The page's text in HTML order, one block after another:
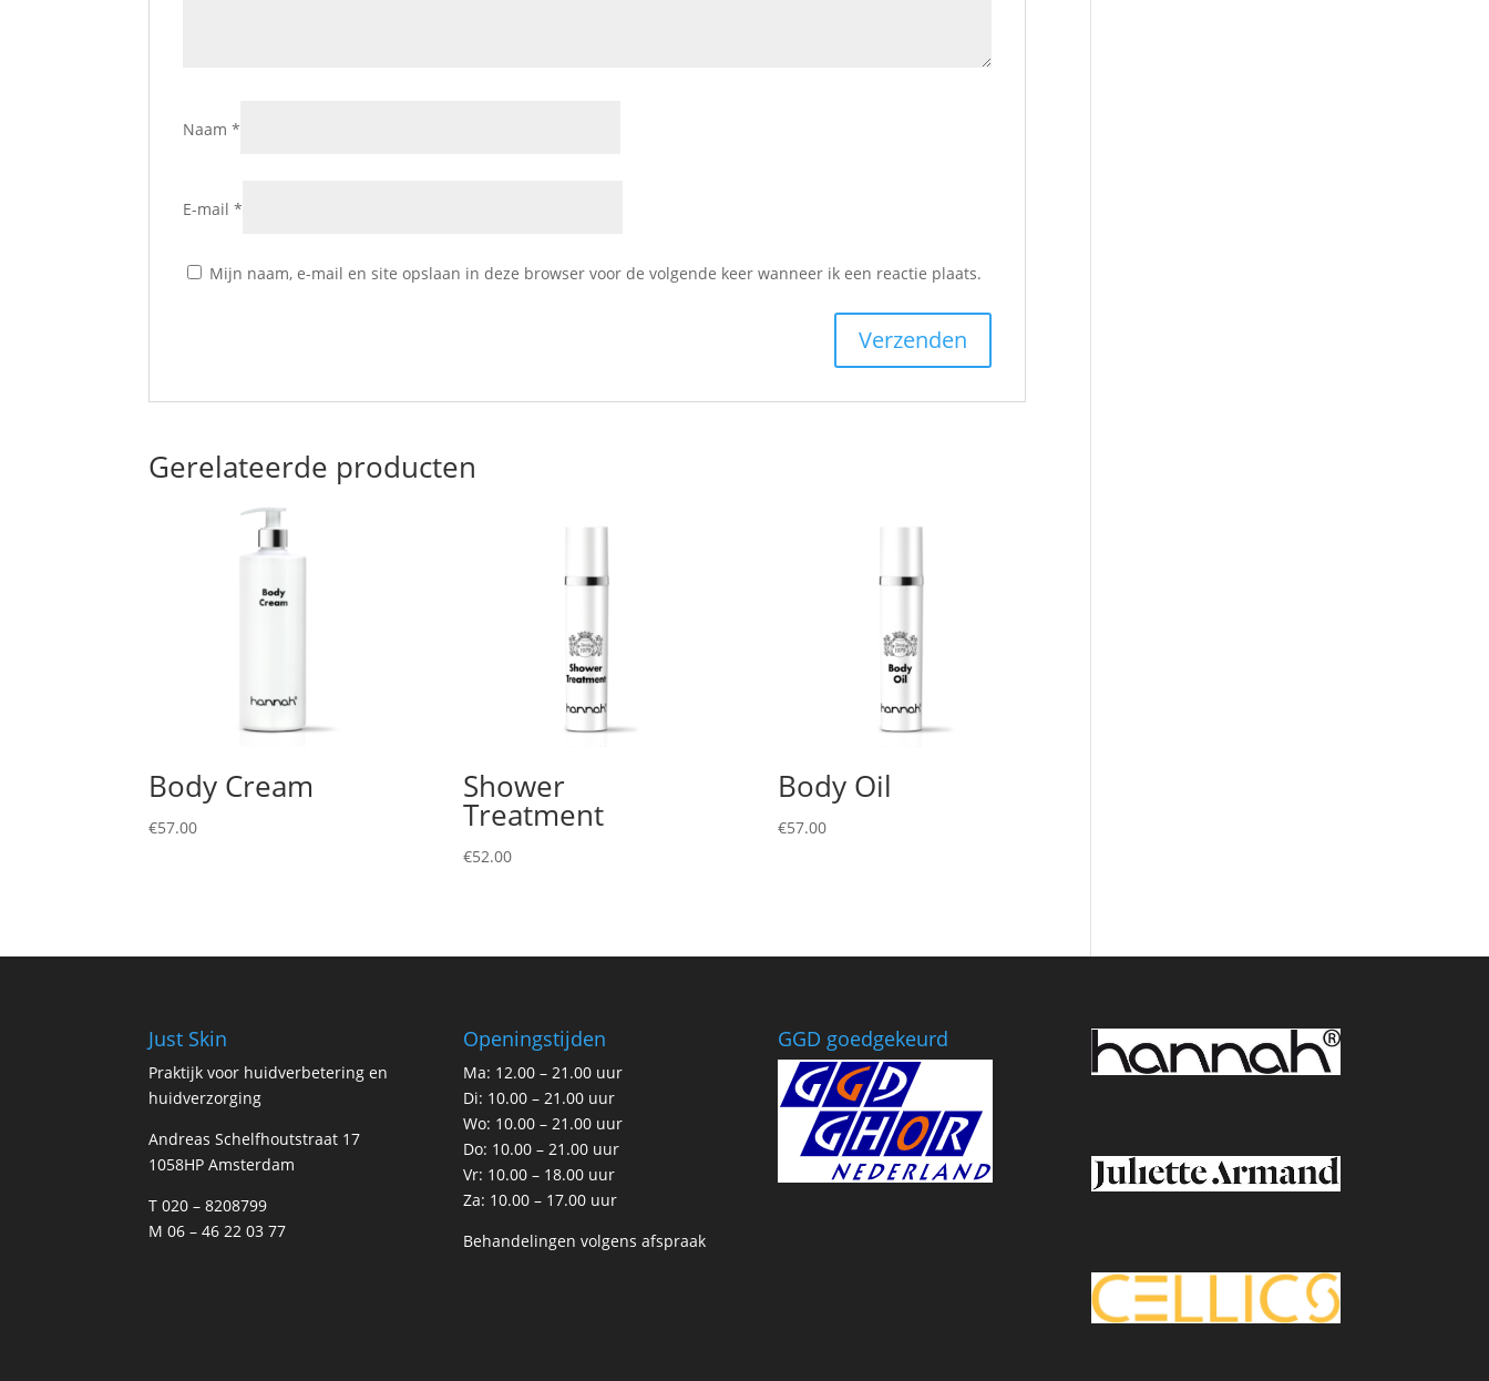
Naam*
E-mail*
Mijn naam, e-mail en site opslaan in deze browser voor de volgende keer wanneer ik een reactie plaats.
Gerelateerde producten
Body Cream
€57.00
Shower
Treatment
€52.00
Body Oil
€57.00
Just Skin
Praktijk voor huidverbetering en
huidverzorging
Andreas Schelfhoutstraat 17
1058HP Amsterdam
T 020 – 8208799
M 06 – 46 22 03 77
Openingstijden
Ma: 12.00 – 21.00 uur
Di: 10.00 – 21.00 uur
Wo: 10.00 – 21.00 uur
Do: 10.00 – 21.00 uur
Vr: 10.00 – 18.00 uur
Za: 10.00 – 17.00 uur
Behandelingen volgens afspraak
GGD goedgekeurd